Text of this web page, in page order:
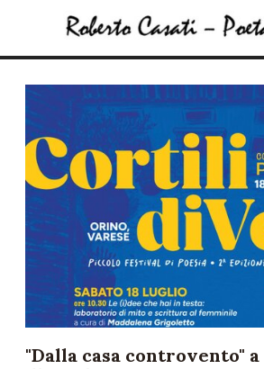
Salta menù
"Dalla casa controvento"